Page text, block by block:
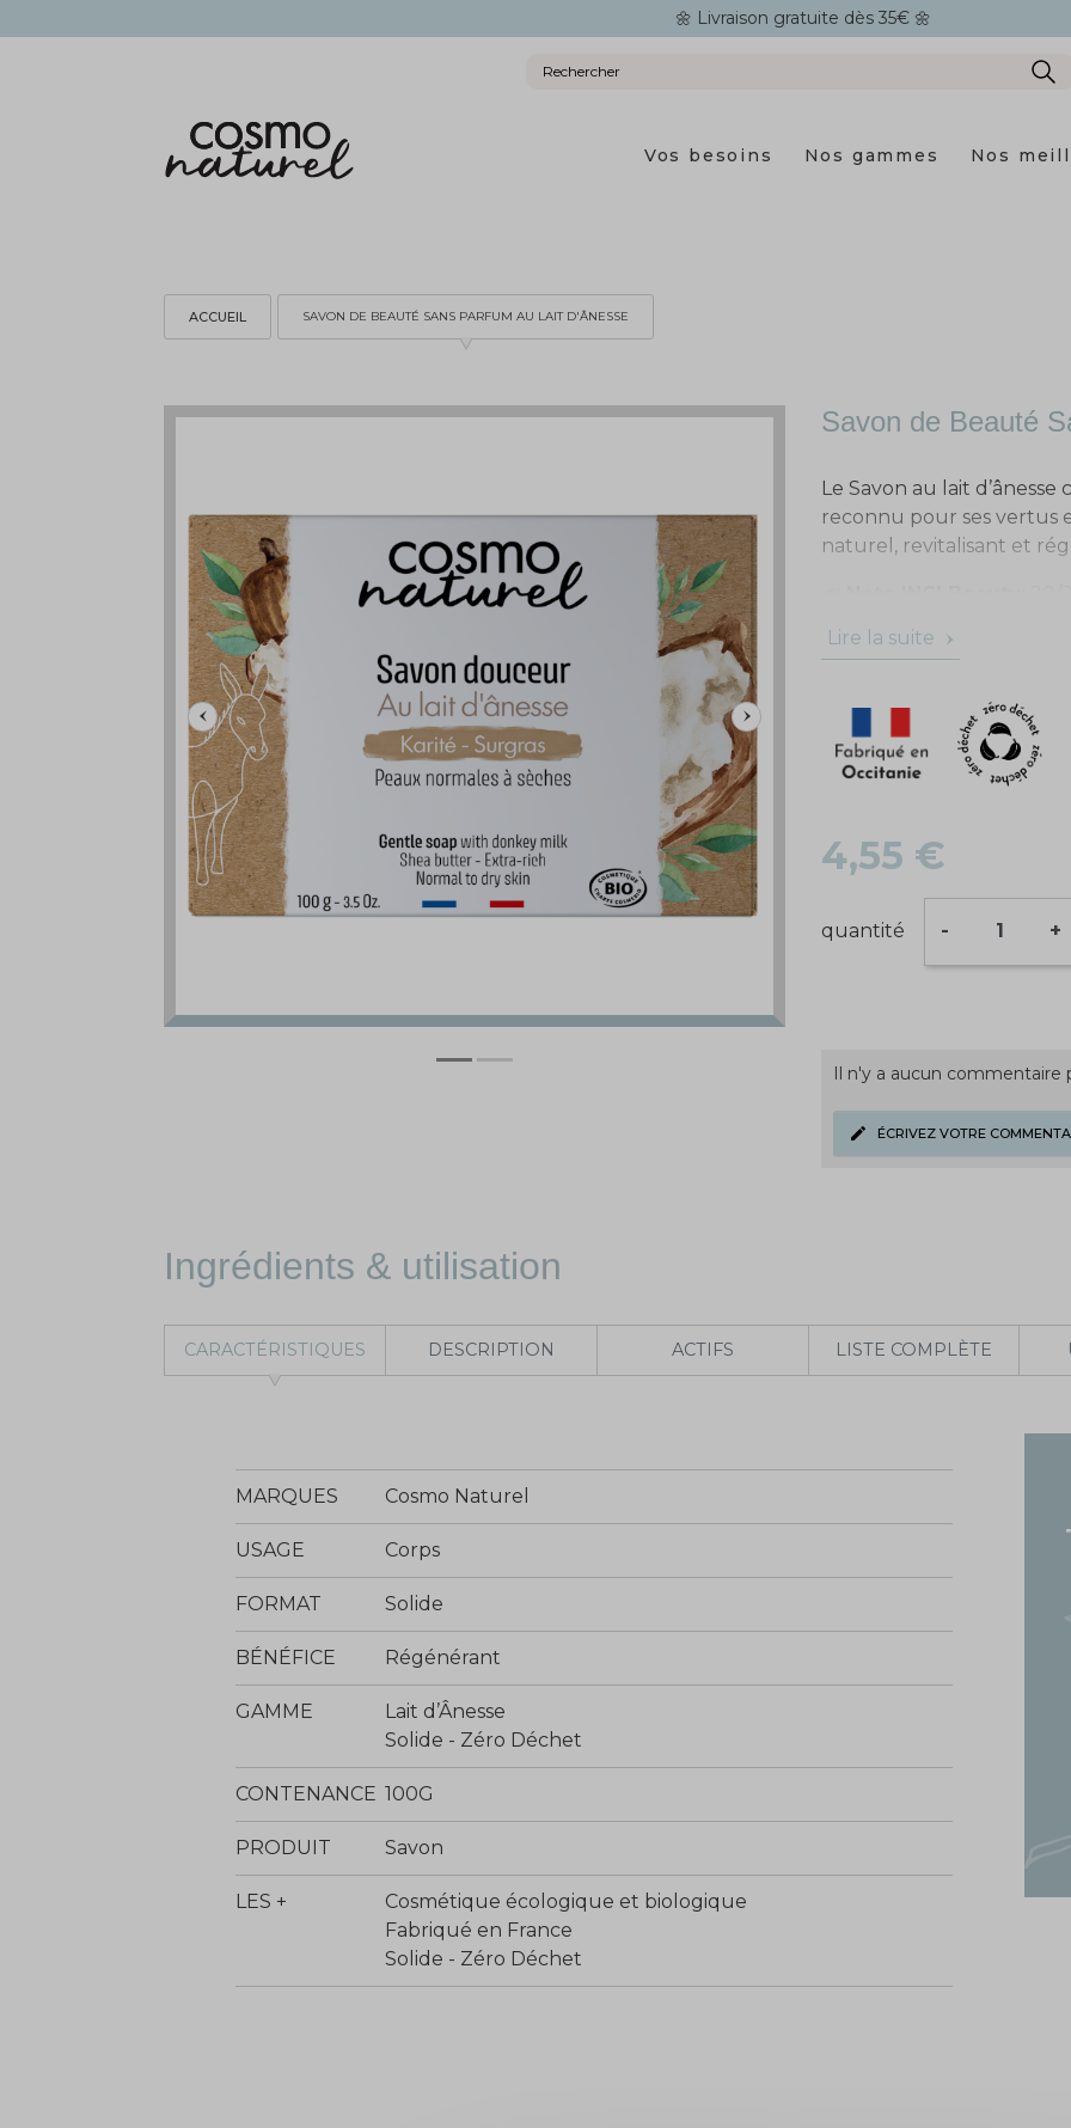
🌼 Livraison gratuite dès 35€ 🌼
Vos besoins Nos gammes Nos
ACCUEIL SAVON DE BEAUTÉ SANS PARFUM AU LAIT D'ÂNESSE
Savon de Beauté
Le Savon au lait
reconnu pour ses vertus
naturel, revitalisant et
Lire la suite
4,55 €
quantité - +
Il n'y a aucun
ÉCRIVEZ VOTRE
Ingrédients & utilisation
CARACTÉRISTIQUES DESCRIPTION ACTIFS LISTE COMPLÈTE
MARQUES Cosmo Naturel
USAGE Corps
FORMAT Solide
BÉNÉFICE Régénérant
GAMME
Lait d’Ânesse
Solide - Zéro Déchet
CONTENANCE 100G
PRODUIT Savon
LES +
Cosmétique écologique et biologique
Fabriqué en France
Solide - Zéro Déchet